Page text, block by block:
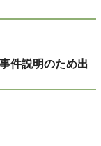
件説明のため出